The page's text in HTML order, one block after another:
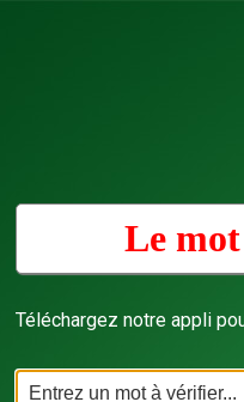
Le
Téléchargez notre appli